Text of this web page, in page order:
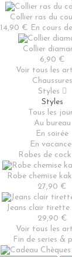
Collier ras du
14,90 € En cours
Collier
6,90 €
Voir tous les
Chaussures
Styles 
Styles
Tous les
Au bureau
En soirée
En
Robes de
Robe chemise
27,90 €
Jeans clair tirette
29,90 €
Voir tous les
Fin de series &